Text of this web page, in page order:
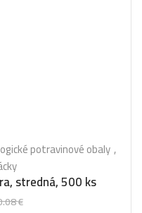
potravinové obaly
stredná, 500 ks
€